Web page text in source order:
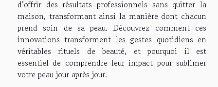
d’offrir des résultats professionnels sans quitter la
maison, transformant ainsi la manière dont chacun
prend soin de sa peau. Découvrez comment ces
innovations transforment les gestes quotidiens en
véritables rituels de beauté, et pourquoi il est
essentiel de comprendre leur impact pour sublimer
votre peau jour après jour.